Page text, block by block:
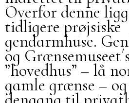
Overfor denne
tidligere prøjsiske
gendarmhuse.
og
”hovedhus” – lå
gamle grænse –